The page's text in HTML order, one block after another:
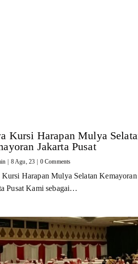
Kursi Harapan Mulya
Jakarta Pusat
8Agu, 23 0 Comments
Kursi Harapan Mulya Selatan Kemayoran
Pusat Kami sebagai…